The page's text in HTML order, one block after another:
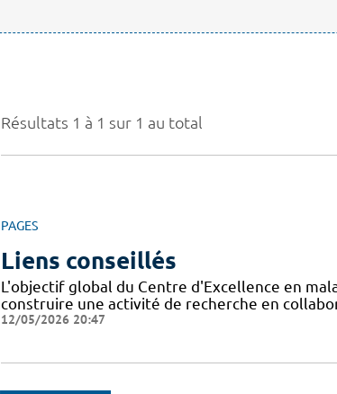
Résultats 1 à 1 sur 1 au total
PAGES
Liens conseillés
L'objectif global du Centre d'Excellence en
construire une activité de recherche en
12/05/2026 20:47